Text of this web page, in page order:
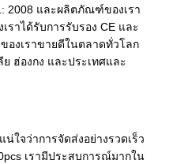
2008 และผลิตภัณฑ์ของเรา
ราได้รับการรับรอง CE และ
องเราขายดีในตลาดทั่วโลก
ย ฮ่องกง และประเทศและ
ใจว่าการจัดส่งอย่างรวดเร็ว
เรามีประสบการณ์มากใน